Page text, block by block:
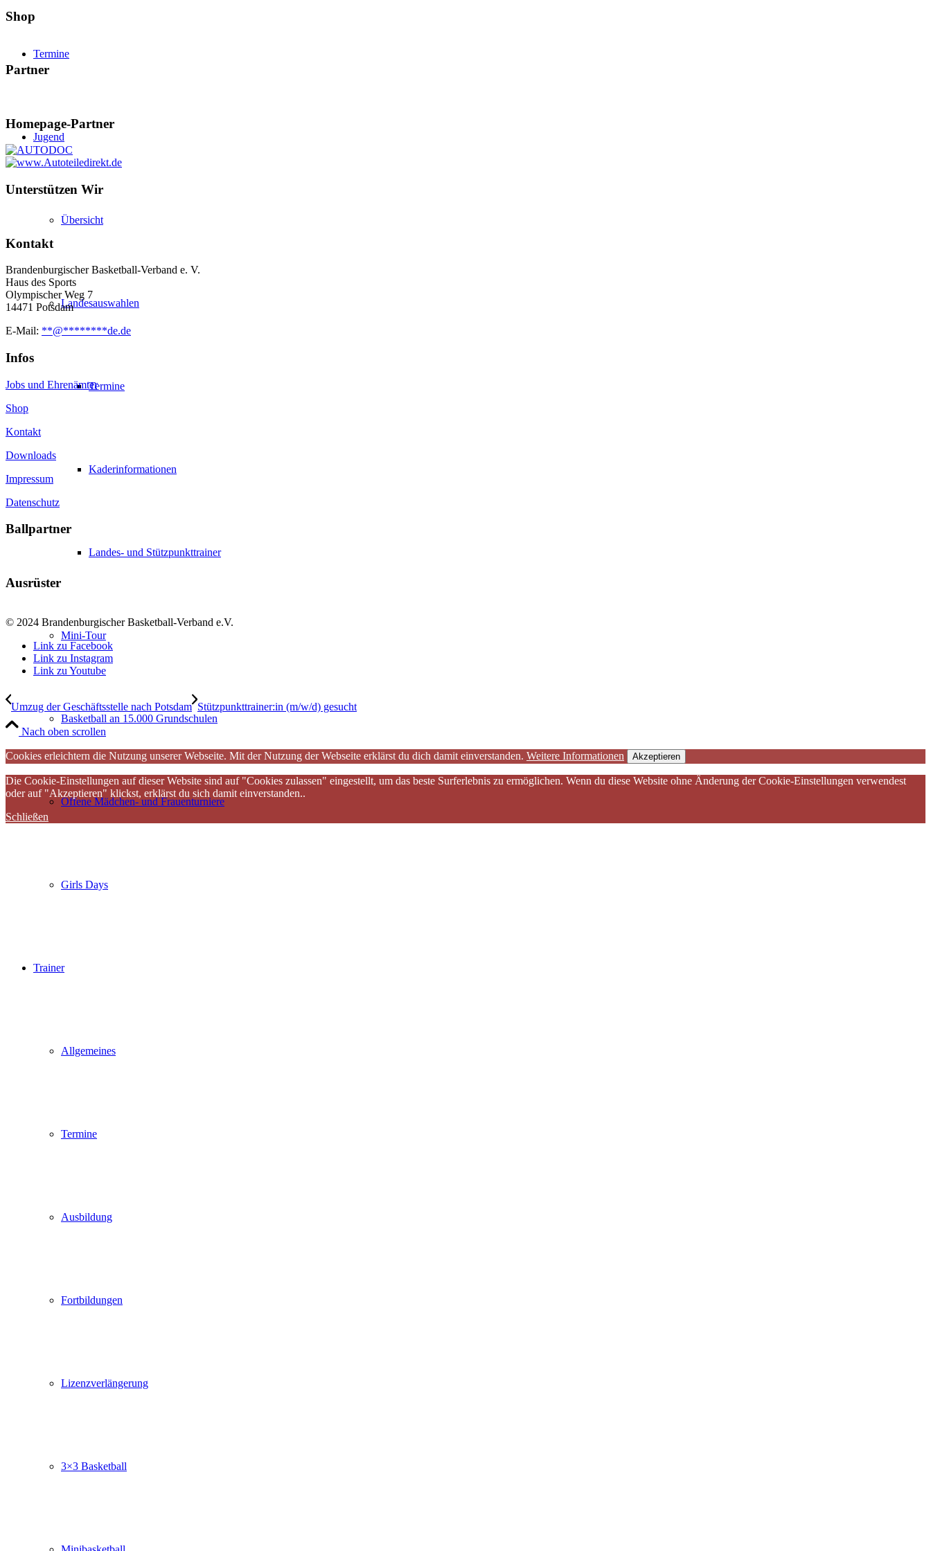
Termine
Jugend
Übersicht
Landesauswahlen
Termine
Kaderinformationen
Landes- und Stützpunkttrainer
Mini-Tour
Basketball an 15.000 Grundschulen
Offene Mädchen- und Frauenturniere
Girls Days
Trainer
Allgemeines
Termine
Ausbildung
Fortbildungen
Lizenzverlängerung
3×3 Basketball
Shop
Partner
Homepage-Partner
Unterstützen Wir
Kontakt
Brandenburgischer Basketball-Verband e. V.
Haus des Sports
Olympischer Weg 7
14471 Potsdam
E-Mail: **@********de.de
Infos
Jobs und Ehrenämter
Shop
Kontakt
Downloads
Impressum
Datenschutz
Ballpartner
Ausrüster
© 2024 Brandenburgischer Basketball-Verband e.V.
Link zu Facebook
Link zu Instagram
Link zu Youtube
Umzug der Geschäftsstelle nach Potsdam Stützpunkttrainer:in (m/w/d) gesucht
Nach oben scrollen
Cookies erleichtern die Nutzung unserer Webseite. Mit der Nutzung der Webseite erklärst du dich damit einverstanden. Weitere Informationen Akzeptieren
Die Cookie-Einstellungen auf dieser Website sind auf "Cookies zulassen" eingestellt, um das beste Surferlebnis zu ermöglichen. Wenn du diese Website ohne Änderung der Cookie-Einstellungen verwendest
oder auf "Akzeptieren" klickst, erklärst du sich damit einverstanden..
Schließen